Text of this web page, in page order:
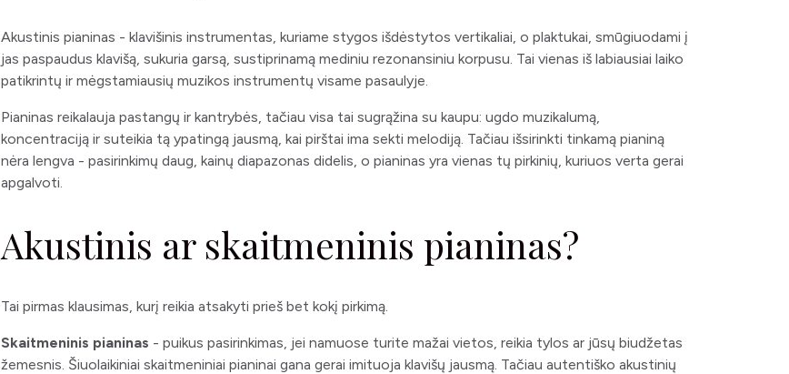
Akustinis pianinas - klavišinis instrumentas, kuriame stygos išdėstytos vertikaliai, o plaktukai, smūgiuodami į
jas paspaudus klavišą, sukuria garsą, sustiprinamą mediniu rezonansiniu korpusu. Tai vienas iš labiausiai laiko
patikrintų ir mėgstamiausių muzikos instrumentų visame pasaulyje.
Pianinas reikalauja pastangų ir kantrybės, tačiau visa tai sugrąžina su kaupu: ugdo muzikalumą,
koncentraciją ir suteikia tą ypatingą jausmą, kai pirštai ima sekti melodiją. Tačiau išsirinkti tinkamą pianiną
nėra lengva - pasirinkimų daug, kainų diapazonas didelis, o pianinas yra vienas tų pirkinių, kuriuos verta gerai
apgalvoti.
Akustinis ar skaitmeninis pianinas?
Tai pirmas klausimas, kurį reikia atsakyti prieš bet kokį pirkimą.
Skaitmeninis pianinas - puikus pasirinkimas, jei namuose turite mažai vietos, reikia tylos ar jūsų biudžetas
žemesnis. Šiuolaikiniai skaitmeniniai pianinai gana gerai imituoja klavišų jausmą. Tačiau autentiško akustinių